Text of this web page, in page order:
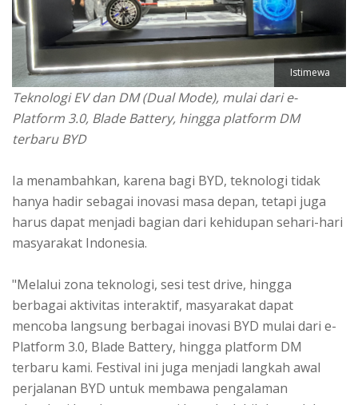
Istimewa
Teknologi EV dan DM (Dual Mode), mulai dari e-
Platform 3.0, Blade Battery, hingga platform DM
terbaru BYD
Ia menambahkan, karena bagi BYD, teknologi tidak
hanya hadir sebagai inovasi masa depan, tetapi juga
harus dapat menjadi bagian dari kehidupan sehari-hari
masyarakat Indonesia.
"Melalui zona teknologi, sesi test drive, hingga
berbagai aktivitas interaktif, masyarakat dapat
mencoba langsung berbagai inovasi BYD mulai dari e-
Platform 3.0, Blade Battery, hingga platform DM
terbaru kami. Festival ini juga menjadi langkah awal
perjalanan BYD untuk membawa pengalaman